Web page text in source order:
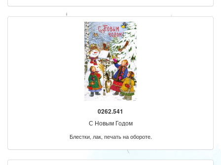
0262.541
С Новым Годом
Блестки, лак, печать на обороте.